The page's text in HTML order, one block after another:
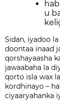
u
Sidan, iyadoo
doontaa inaad
qorshayaasha
jawaabaha la
qorto isla wax
kordhinayo –
ciyaaryahanka